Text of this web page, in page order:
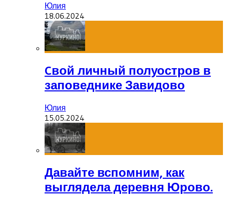
Юлия
18.06.2024
Cвой личный полуостров в
заповеднике Завидово
Юлия
15.05.2024
Давайте вспомним, как
выглядела деревня Юрово.